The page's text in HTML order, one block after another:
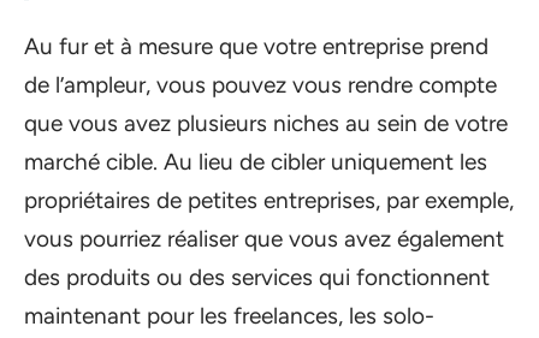
Au fur et à mesure que votre entreprise prend
de l’ampleur, vous pouvez vous rendre compte
que vous avez plusieurs niches au sein de votre
marché cible. Au lieu de cibler uniquement les
propriétaires de petites entreprises, par exemple,
vous pourriez réaliser que vous avez également
des produits ou des services qui fonctionnent
maintenant pour les freelances, les solo-